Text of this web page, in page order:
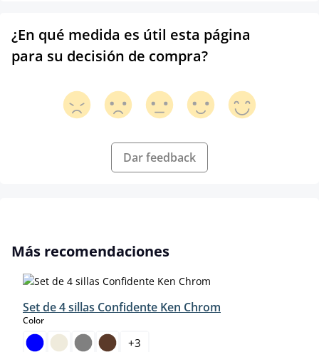
¿En qué medida es útil esta página
para su decisión de compra?
Dar feedback
Omitir la galería de productos
Más recomendaciones
Set de 4 sillas Confidente Ken Chrom
Colorselect
+3